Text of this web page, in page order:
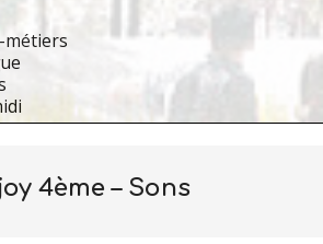
métiers
4ème – Sons